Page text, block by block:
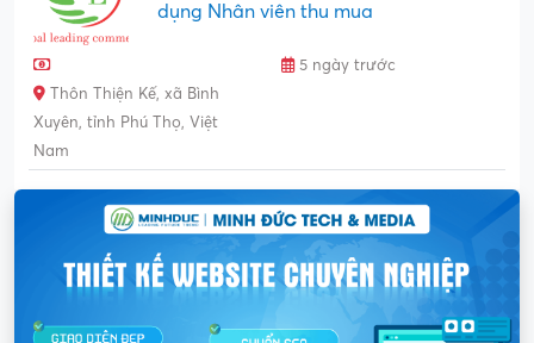
dụng Nhân viên thu mua
5 ngày trước
Thôn Thiện Kế, xã Bình
Xuyên, tỉnh Phú Thọ, Việt
Nam